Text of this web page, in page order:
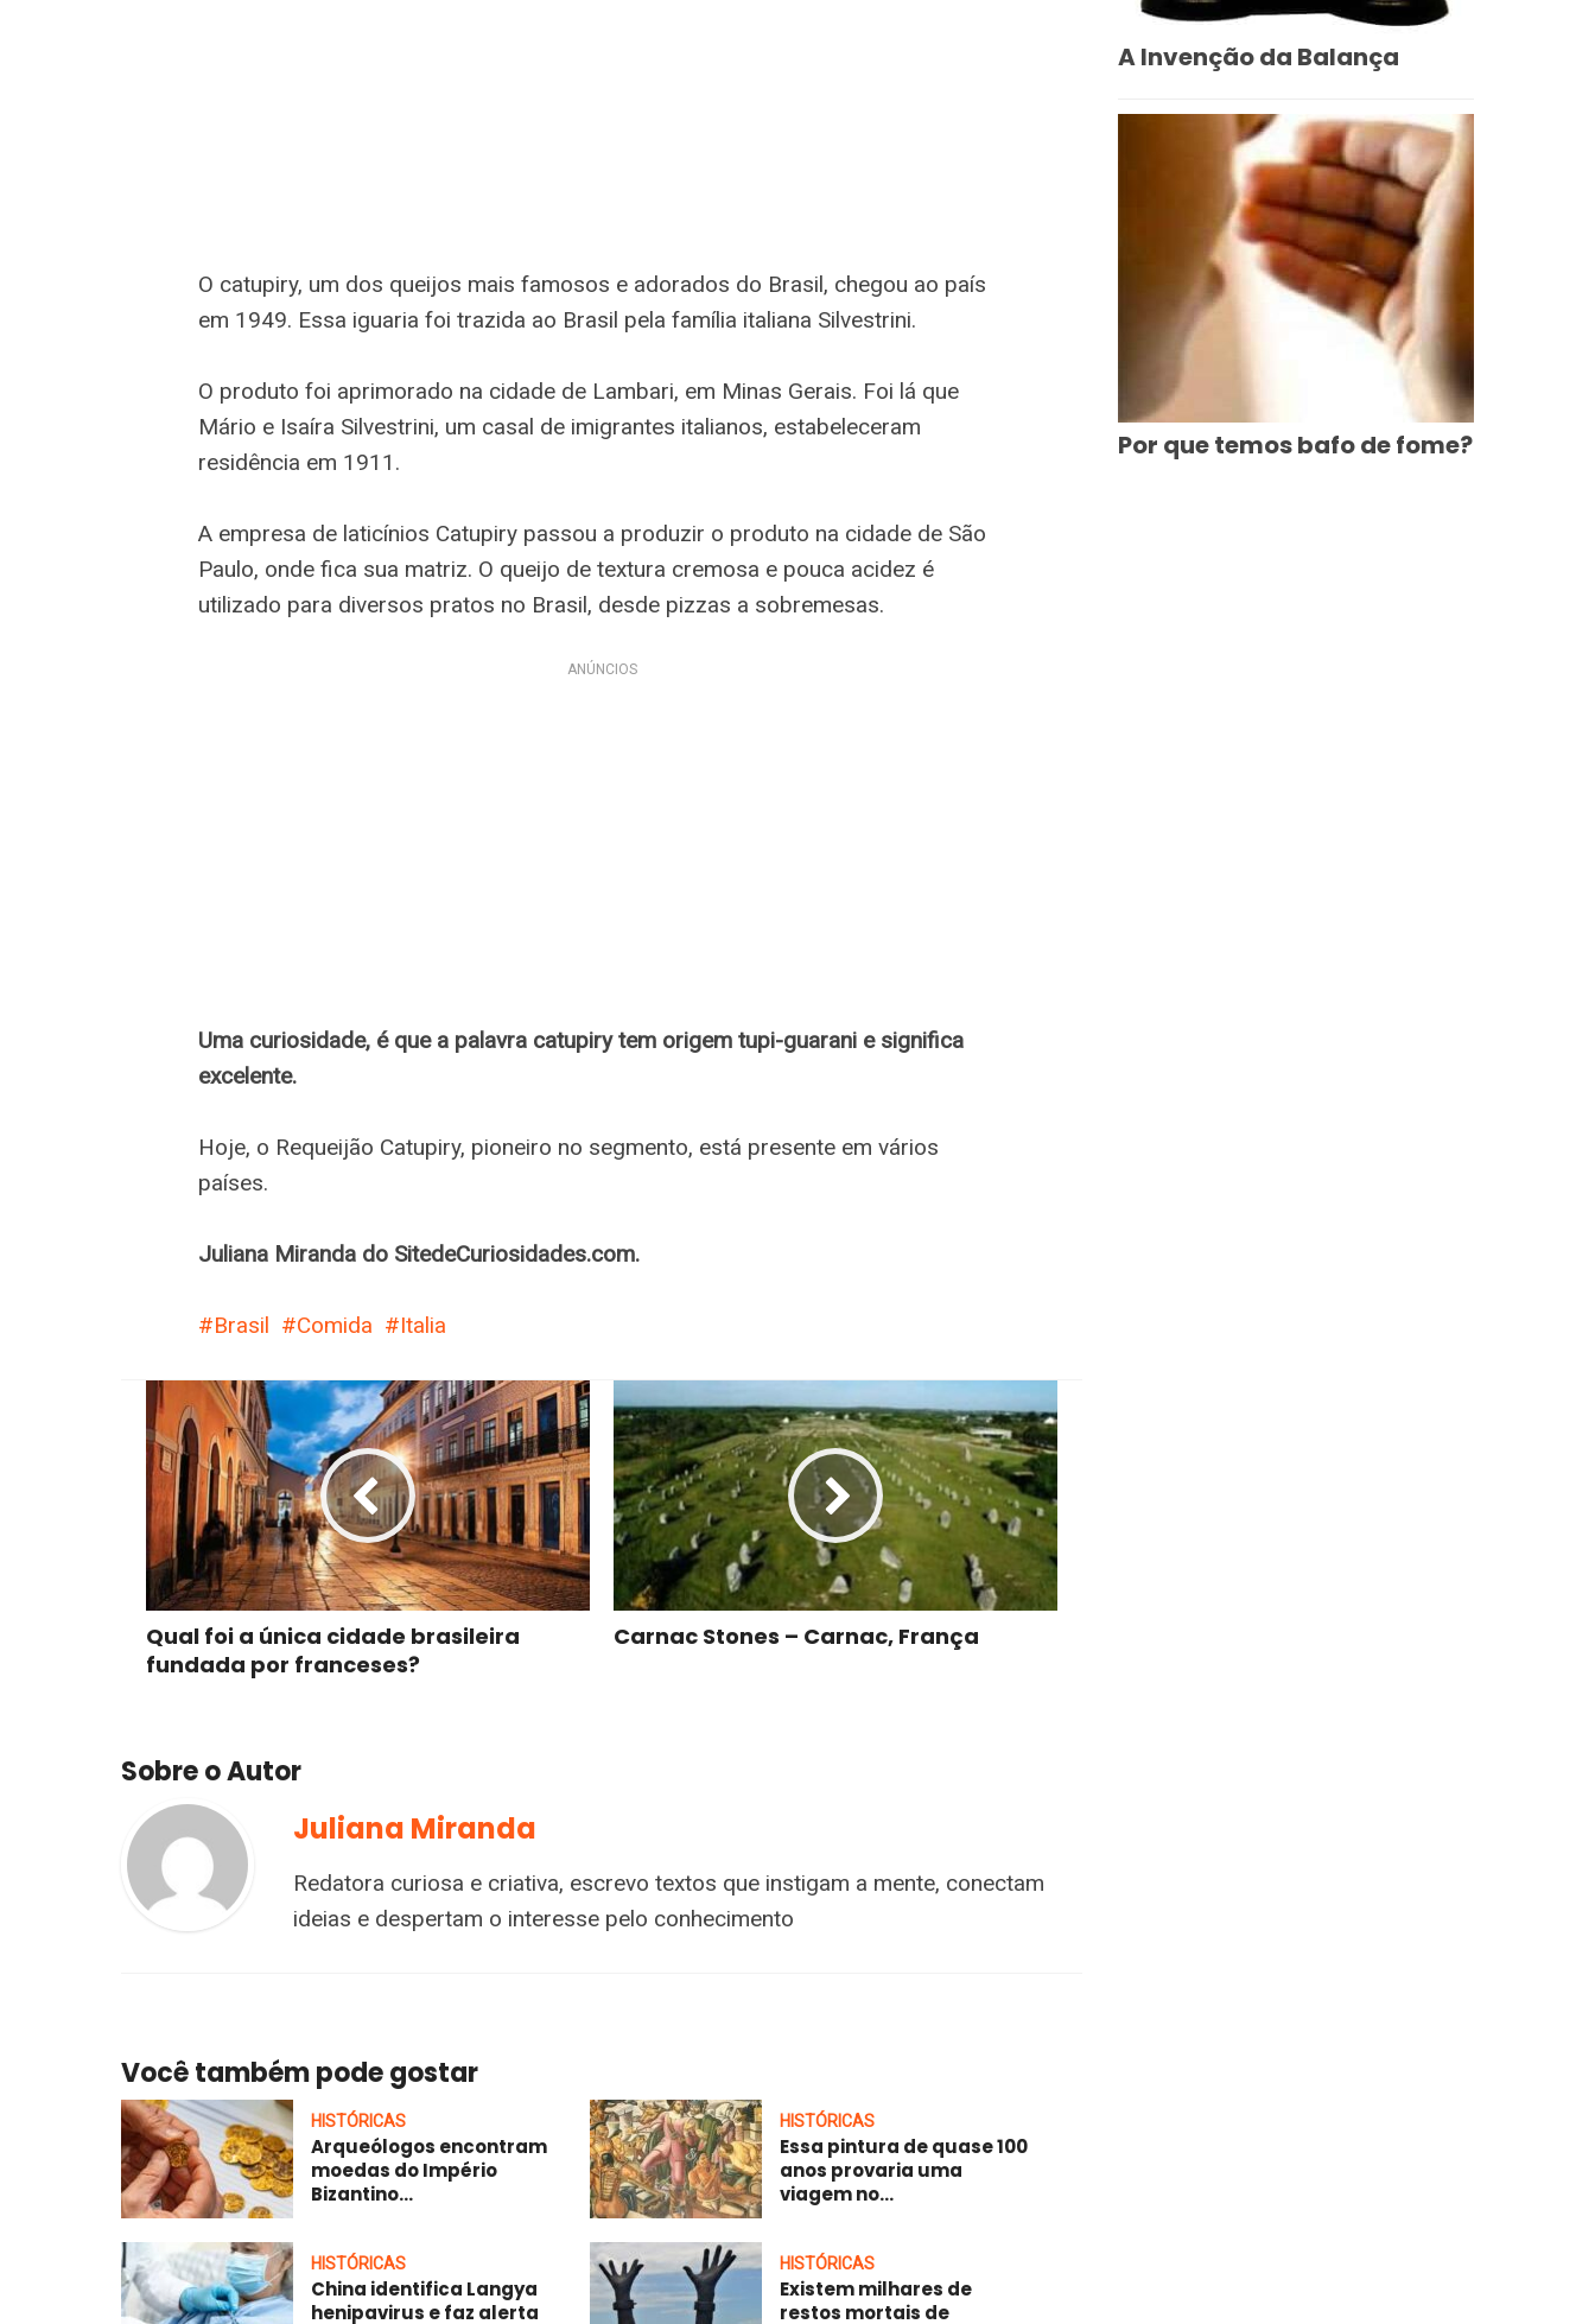
O catupiry, um dos queijos mais famosos e adorados do Brasil, chegou ao país
em 1949. Essa iguaria foi trazida ao Brasil pela família italiana Silvestrini.
O produto foi aprimorado na cidade de Lambari, em Minas Gerais. Foi lá que
Mário e Isaíra Silvestrini, um casal de imigrantes italianos, estabeleceram
residência em 1911.
A empresa de laticínios Catupiry passou a produzir o produto na cidade de São
Paulo, onde fica sua matriz. O queijo de textura cremosa e pouca acidez é
utilizado para diversos pratos no Brasil, desde pizzas a sobremesas.
ANÚNCIOS
Uma curiosidade, é que a palavra catupiry tem origem tupi-guarani e significa
excelente.
Hoje, o Requeijão Catupiry, pioneiro no segmento, está presente em vários
países.
Juliana Miranda do SitedeCuriosidades.com.
Brasil Comida Italia
Qual foi a única cidade brasileira
fundada por franceses?
Carnac Stones – Carnac, França
Sobre o Autor
Juliana Miranda
Redatora curiosa e criativa, escrevo textos que instigam a mente, conectam
ideias e despertam o interesse pelo conhecimento
Você também pode gostar
HISTÓRICAS
Arqueólogos encontram
moedas do Império
Bizantino...
HISTÓRICAS
Essa pintura de quase 100
anos provaria uma
viagem no...
HISTÓRICAS
China identifica Langya
henipavirus e faz alerta
HISTÓRICAS
Existem milhares de
restos mortais de
A Invenção da Balança
Por que temos bafo de fome?